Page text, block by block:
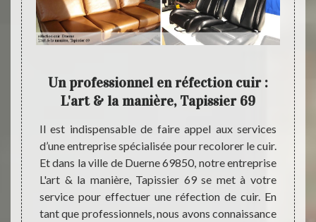
ses
à
69.
à
pour
Un professionnel en réfection cuir :
L'art & la manière, Tapissier 69
Il est indispensable de faire appel aux services
d’une entreprise spécialisée pour recolorer le cuir.
Et dans la ville de Duerne 69850, notre entreprise
L'art & la manière, Tapissier 69 se met à votre
service pour effectuer une réfection de cuir. En
tant que professionnels, nous avons connaissance
Le
pour